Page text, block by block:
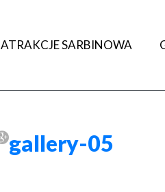
ATRAKCJE SARBINOWA
gallery-05